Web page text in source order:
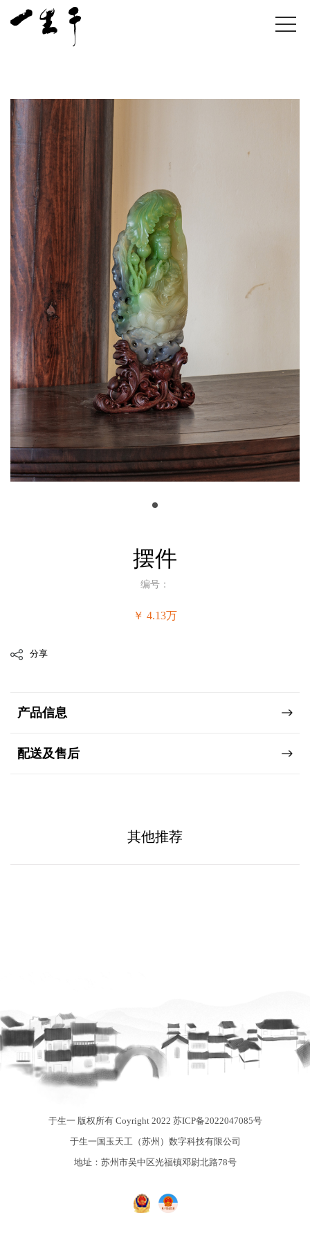
摆件
编号：
￥ 4.13万
分享
产品信息
配送及售后
其他推荐
于生一 版权所有 Coyright 2022 苏ICP备2022047085号
于生一国玉天工（苏州）数字科技有限公司
地址：苏州市吴中区光福镇邓尉北路78号